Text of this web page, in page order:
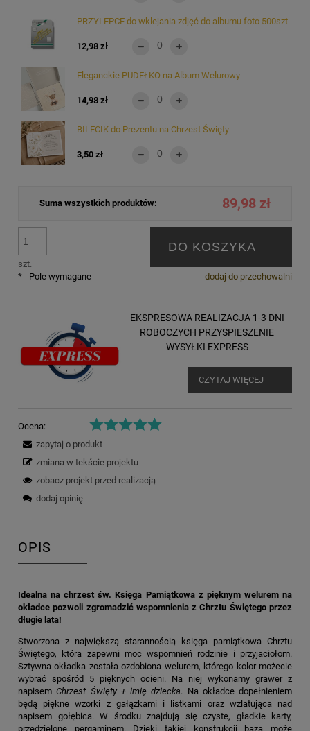
PRZYLEPCE do wklejania zdjęć do albumu foto 500szt
12,98 zł
Eleganckie PUDEŁKO na Album Welurowy
14,98 zł
BILECIK do Prezentu na Chrzest Święty
3,50 zł
Suma wszystkich produktów: 89,98 zł
szt.
DO KOSZYKA
dodaj do przechowalni
* - Pole wymagane
EKSPRESOWA REALIZACJA 1-3 DNI
ROBOCZYCH PRZYSPIESZENIE
WYSYŁKI EXPRESS
CZYTAJ WIĘCEJ
Ocena:
zapytaj o produkt
zmiana w tekście projektu
zobacz projekt przed realizacją
dodaj opinię
OPIS
Idealna na chrzest św. Księga Pamiątkowa z pięknym welurem na
okładce pozwoli zgromadzić wspomnienia z Chrztu Świętego przez
długie lata!
Stworzona z największą starannością księga pamiątkowa Chrztu
Świętego, która zapewni moc wspomnień rodzinie i przyjaciołom.
Sztywna okładka została ozdobiona welurem, którego kolor możecie
wybrać spośród 5 pięknych ocieni. Na niej wykonamy grawer z
napisemChrzest Święty + imię dziecka. Na okładce dopełnieniem
będą piękne wzorki z gałązkami i listkami oraz wzlatująca nad
napisem gołębica. W środku znajdują się czyste, gładkie karty,
przedzielone pergaminem. Dzięki takiej konstrukcji baza może